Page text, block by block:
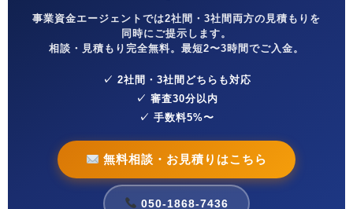
事業資金エージェントでは2社間・3社間両方の見積もりを
同時にご提示します。
相談・見積もり完全無料。最短2〜3時間でご入金。
✓ 2社間・3社間どちらも対応
✓ 審査30分以内
✓ 手数料5%〜
無料相談・お見積りはこちら
050-1868-7436